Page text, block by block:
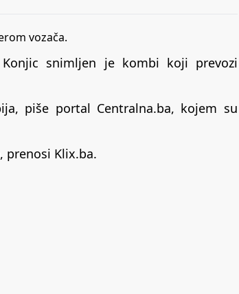
vozača.
snimljen je kombi koji prevozi
piše portal Centralna.ba, kojem su
prenosi Klix.ba.